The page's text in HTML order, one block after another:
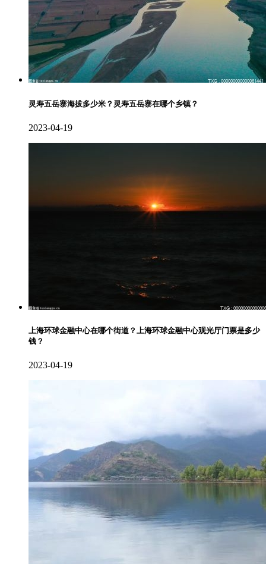
灵寿五岳寨海拔多少米？灵寿五岳寨在哪个乡镇？
2023-04-19
上海环球金融中心在哪个街道？上海环球金融中心观光厅门票是多少
钱？
2023-04-19